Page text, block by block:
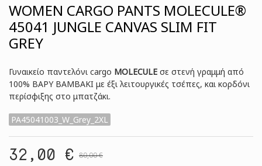
WOMEN CARGO PANTS MOLECULE®
45041 JUNGLE CANVAS SLIM FIT
GREY
Γυναικείο παντελόνι cargo MOLECULE σε στενή γραμμή από
100% ΒΑΡΥ ΒΑΜΒΑΚΙ με έξι λειτουργικές τσέπες, και κορδόνι
περίσφιξης στo μπατζάκι.
PA45041003_W_Grey_2XL
32,00 € 80,00 €